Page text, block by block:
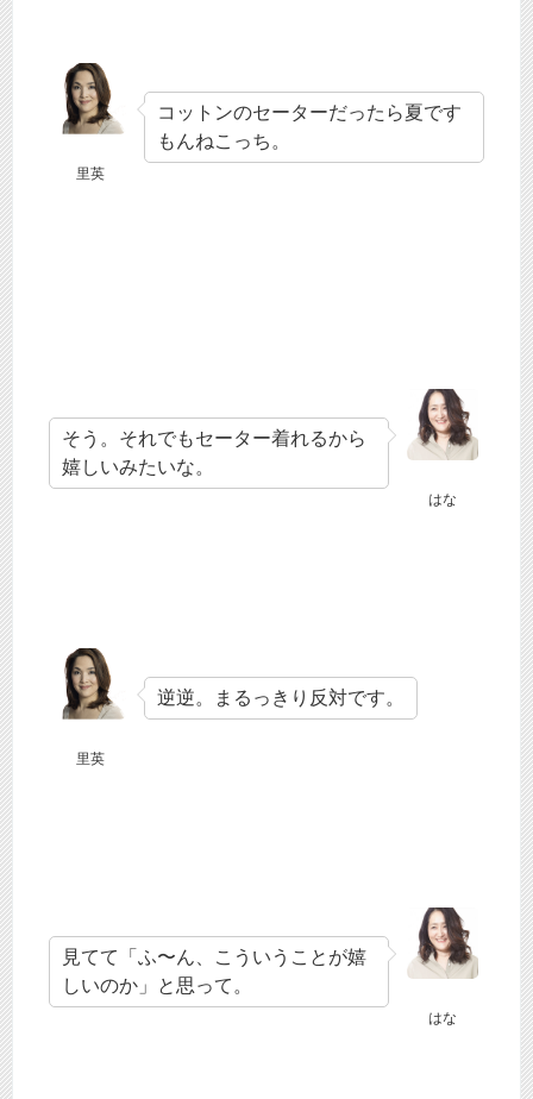
里英
コットンのセーターだったら夏です
もんねこっち。
はな
そう。それでもセーター着れるから
嬉しいみたいな。
里英
逆逆。まるっきり反対です。
はな
見てて「ふ〜ん、こういうことが嬉
しいのか」と思って。